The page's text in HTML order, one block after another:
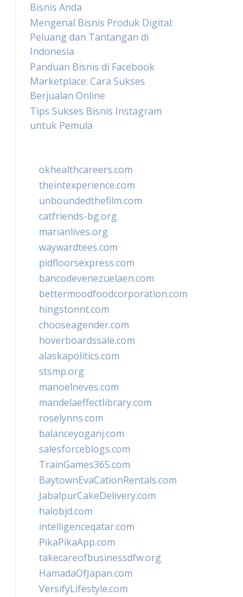
Bisnis Anda
Mengenal Bisnis Produk Digital:
Peluang dan Tantangan di
Indonesia
Panduan Bisnis di Facebook
Marketplace: Cara Sukses
Berjualan Online
Tips Sukses Bisnis Instagram
untuk Pemula
okhealthcareers.com
theintexperience.com
unboundedthefilm.com
catfriends-bg.org
marianlives.org
waywardtees.com
pidfloorsexpress.com
bancodevenezuelaen.com
bettermoodfoodcorporation.com
hingstonnt.com
chooseagender.com
hoverboardssale.com
alaskapolitics.com
stsmp.org
manoelneves.com
mandelaeffectlibrary.com
roselynns.com
balanceyoganj.com
salesforceblogs.com
TrainGames365.com
BaytownEvaCationRentals.com
JabalpurCakeDelivery.com
halobjd.com
intelligenceqatar.com
PikaPikaApp.com
takecareofbusinessdfw.org
HamadaOfJapan.com
VersifyLifestyle.com